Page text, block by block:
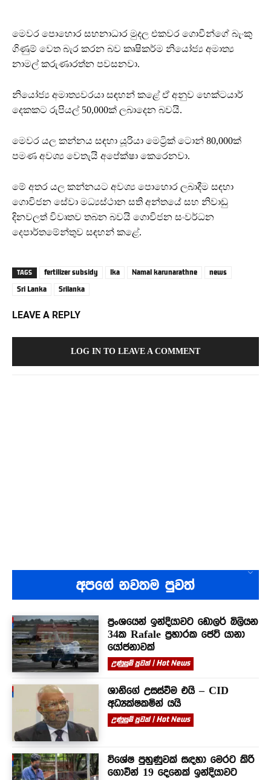
මෙවර පොහොර සහනාධාර මුදල එකවර ගොවීන්ගේ බැංකු
ගිණුම් වෙත බැර කරන බව කෘෂිකර්ම නියෝජ්‍ය අමාත්‍ය
නාමල් කරුණාරත්න පවසනවා.
නියෝජ්‍ය අමාත්‍යවරයා සඳහන් කළේ ඒ අනුව හෙක්ටයාර්
දෙකකට රුපියල් 50,000ක් ලබාදෙන බවයි.
මෙවර යල කන්නය සඳහා යූරියා මෙට්‍රික් ටොන් 80,000ක්
පමණ අවශ්‍ය වෙතැයි අපේක්ෂා කෙරෙනවා.
මේ අතර යල කන්නයට අවශ්‍ය පොහොර ලබාදීම සඳහා
ගොවිජන සේවා මධ්‍යස්ථාන සති අන්තයේ සහ නිවාඩු
දිනවලත් විවෘතව තබන බවයි ගොවිජන සංවර්ධන
දෙපාර්තමේන්තුව සඳහන් කළේ.
TAGS fertilizer subsidy lka Namal karunarathne
news
Sri Lanka
Srilanka
LEAVE A REPLY
LOG IN TO LEAVE A COMMENT
අපගේ නවතම පුවත්
ප්‍රංශයෙන් ඉන්දියාවට ඩොලර් බිලියන
34ක Rafale ප්‍රහාරක ජෙට් යානා
යෝජනාවක්
උණුසුම් පුවත් | Hot News
ශානිගේ උසස්වීම එයි – CID
අධ්‍යක්ෂකමින් යයි
උණුසුම් පුවත් | Hot News
විශේෂ පුහුණුවක් සඳහා මෙරට කිරි
ගොවීන් 19 දෙනෙක් ඉන්දියාවට